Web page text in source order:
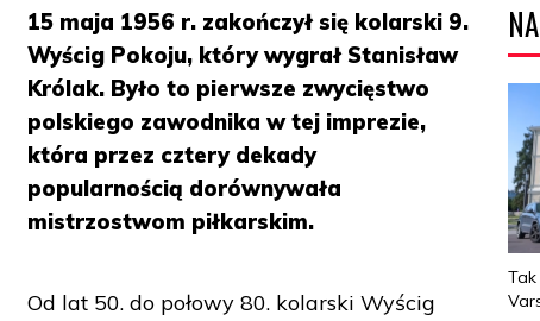
15 maja 1956 r. zakończył się kolarski 9.
Wyścig Pokoju, który wygrał Stanisław
Królak. Było to pierwsze zwycięstwo
polskiego zawodnika w tej imprezie,
która przez cztery dekady
popularnością dorównywała
mistrzostwom piłkarskim.
Od lat 50. do połowy 80. kolarski Wyścig